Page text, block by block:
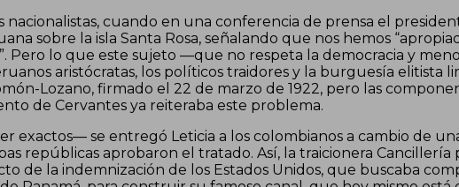
nacionalistas, cuando en una conferencia de prensa el
sobre la isla Santa Rosa, señalando que nos hemos
lo que este sujeto —que no respeta la democracia y
aristócratas, los políticos traidores y la burguesía elitista
Lozano, firmado el 22 de marzo de 1922, pero las
de Cervantes ya reiteraba este problema.
exactos— se entregó Leticia a los colombianos a cambio de
repúblicas aprobaron el tratado. Así, la traicionera
de la indemnización de los Estados Unidos, que buscaba